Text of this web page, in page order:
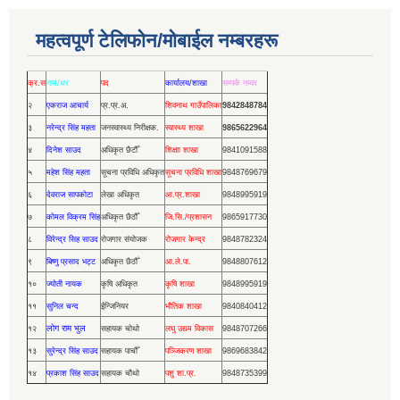
महत्वपूर्ण टेलिफोन/मोबाईल नम्बरहरू
क्र.सनाम/थर पद कार्यालय/शाखा सम्पर्क नम्वर
२ एकराज आचार्य प्र.प्र.अ. शिवनाथ गाउँपालिका9842848784
३ नरेन्द्र सिंह महता जनस्वास्थ्य निरीक्षक. स्वास्थ्य शाखा 9865622964
४ दिनेश साउद अधिकृत छैटौँ शिक्षाा शाखा 9841091588
५ महेश सिंह महता सूचना प्रविधि अधिकृतसूचना प्रविधि शाखा9848769679
६ देवराज सापकोटा लेखा अधिकृत आ.प्र.शाखा 9848995919
७ कोमल विक्रम सिंहअधिकृत छैठौँ जि.सि./प्रशासन 9865917730
८ विरेन्द्र सिह साउद रोजगार संयोजक रोजगार केन्द्र 9848782324
९ बिष्णु प्रसाद भट्ट अधिकृत छैठौँ आ.ले.पा. 9848807612
१० ज्योती नायक कृषि अधिकृत कृषि शाखा 9848995919
११ सुनिल चन्द ईन्जिनियर भौतिक शाखा 9840840412
१२ लोग राम भुल सहायक चोथो लघु उद्यम विकास 9848707266
१३ सुरेन्द्र सिंह साउद सहायक पाचौँ पञ्जिकरण शाखा 9869683842
१४ प्रकाश सिंह साउद सहायक चौथो पशु शा.प्र. 9848735399